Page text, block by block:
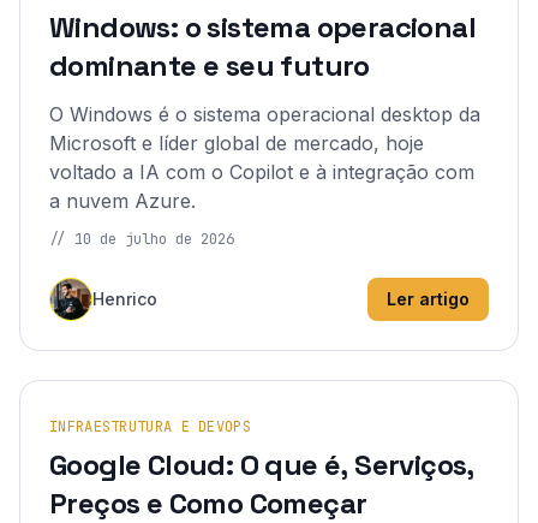
Windows: o sistema operacional
dominante e seu futuro
O Windows é o sistema operacional desktop da
Microsoft e líder global de mercado, hoje
voltado a IA com o Copilot e à integração com
a nuvem Azure.
// 10 de julho de 2026
Henrico Ler artigo
INFRAESTRUTURA E DEVOPS
Google Cloud: O que é, Serviços,
Preços e Como Começar